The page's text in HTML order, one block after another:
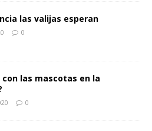
las valijas esperan
0
con las mascotas en la
0